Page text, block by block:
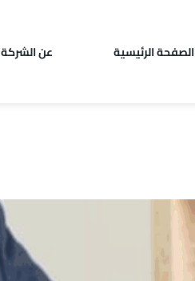
الصفحة الرئيسية عن الشركة